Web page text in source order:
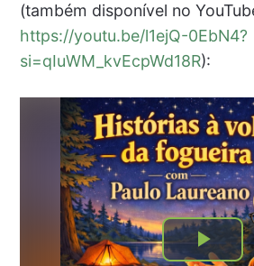
(também disponível no
https://youtu.be/l1ejQ-0EbN4?
si=qIuWM_kvEcpWd18R):